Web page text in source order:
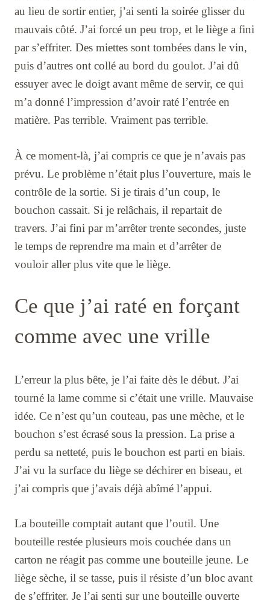
au lieu de sortir entier, j’ai senti la soirée glisser du
mauvais côté. J’ai forcé un peu trop, et le liège a fini
par s’effriter. Des miettes sont tombées dans le vin,
puis d’autres ont collé au bord du goulot. J’ai dû
essuyer avec le doigt avant même de servir, ce qui
m’a donné l’impression d’avoir raté l’entrée en
matière. Pas terrible. Vraiment pas terrible.
À ce moment-là, j’ai compris ce que je n’avais pas
prévu. Le problème n’était plus l’ouverture, mais le
contrôle de la sortie. Si je tirais d’un coup, le
bouchon cassait. Si je relâchais, il repartait de
travers. J’ai fini par m’arrêter trente secondes, juste
le temps de reprendre ma main et d’arrêter de
vouloir aller plus vite que le liège.
Ce que j’ai raté en forçant
comme avec une vrille
L’erreur la plus bête, je l’ai faite dès le début. J’ai
tourné la lame comme si c’était une vrille. Mauvaise
idée. Ce n’est qu’un couteau, pas une mèche, et le
bouchon s’est écrasé sous la pression. La prise a
perdu sa netteté, puis le bouchon est parti en biais.
J’ai vu la surface du liège se déchirer en biseau, et
j’ai compris que j’avais déjà abîmé l’appui.
La bouteille comptait autant que l’outil. Une
bouteille restée plusieurs mois couchée dans un
carton ne réagit pas comme une bouteille jeune. Le
liège sèche, il se tasse, puis il résiste d’un bloc avant
de s’effriter. Je l’ai senti sur une bouteille ouverte